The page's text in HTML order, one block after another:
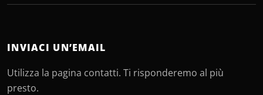
INVIACI UN’EMAIL
Utilizza la pagina contatti. Ti risponderemo al più
presto.